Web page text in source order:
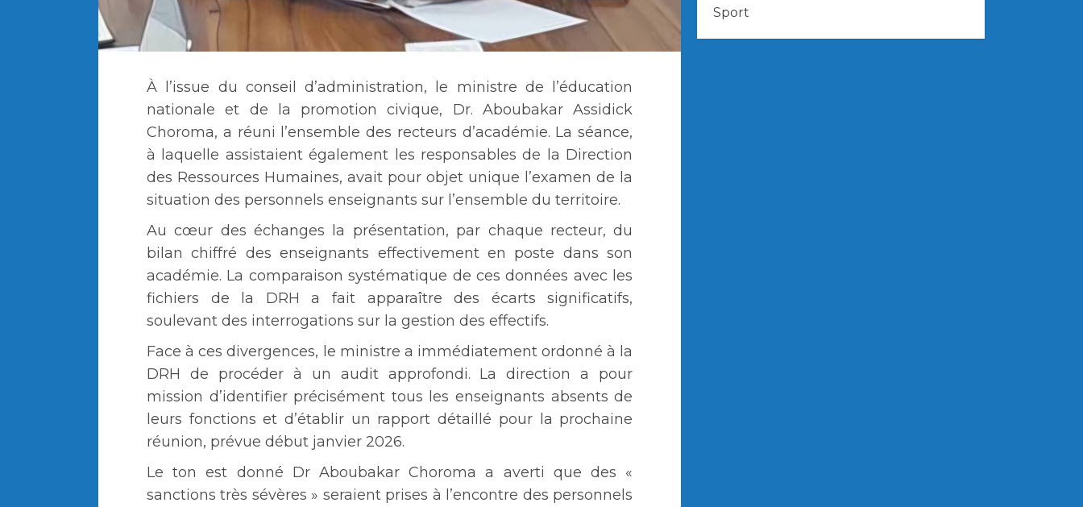
À l’issue du conseil d’administration, le ministre de l’éducation
nationale et de la promotion civique, Dr. Aboubakar Assidick
Choroma, a réuni l’ensemble des recteurs d’académie. La séance,
à laquelle assistaient également les responsables de la Direction
des Ressources Humaines, avait pour objet unique l’examen de la
situation des personnels enseignants sur l’ensemble du territoire.
Au cœur des échanges la présentation, par chaque recteur, du
bilan chiffré des enseignants effectivement en poste dans son
académie. La comparaison systématique de ces données avec les
fichiers de la DRH a fait apparaître des écarts significatifs,
soulevant des interrogations sur la gestion des effectifs.
Face à ces divergences, le ministre a immédiatement ordonné à la
DRH de procéder à un audit approfondi. La direction a pour
mission d’identifier précisément tous les enseignants absents de
leurs fonctions et d’établir un rapport détaillé pour la prochaine
réunion, prévue début janvier 2026.
Le ton est donné Dr Aboubakar Choroma a averti que des «
sanctions très sévères » seraient prises à l’encontre des personnels
Sport